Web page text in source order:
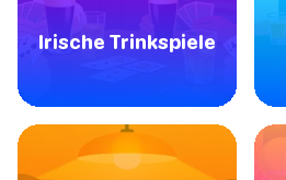
Irische Trinkspiele